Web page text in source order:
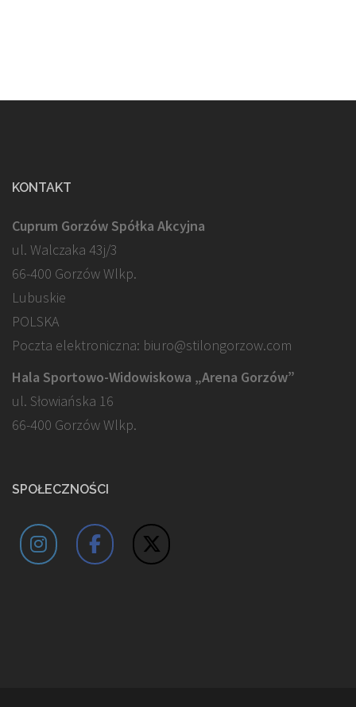
KONTAKT
Cuprum Gorzów Spółka Akcyjna
ul. Walczaka 43j/3
66-400 Gorzów Wlkp.
Lubuskie
POLSKA
Poczta elektroniczna: biuro@stilongorzow.com
Hala Sportowo-Widowiskowa „Arena Gorzów”
ul. Słowiańska 16
66-400 Gorzów Wlkp.
SPOŁECZNOŚCI